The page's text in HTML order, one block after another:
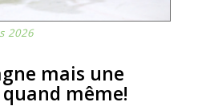
2026
mais une
même!